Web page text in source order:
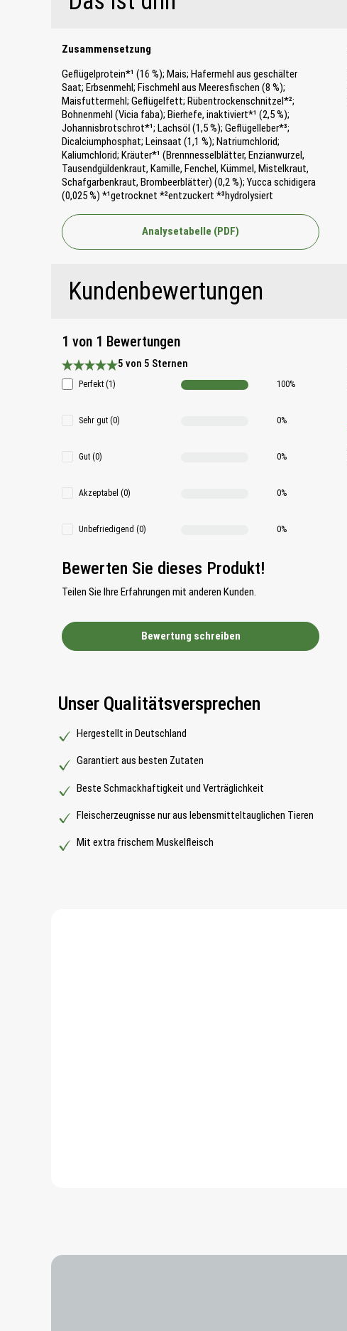
Zusammensetzung
Geflügelprotein*¹ (16 %); Mais; Hafermehl aus geschälter
Saat; Erbsenmehl; Fischmehl aus Meeresfischen (8 %);
Maisfuttermehl; Geflügelfett; Rübentrockenschnitzel*²;
Bohnenmehl (Vicia faba); Bierhefe, inaktiviert*¹ (2,5 %);
Johannisbrotschrot*¹; Lachsöl (1,5 %); Geflügelleber*³;
Dicalciumphosphat; Leinsaat (1,1 %); Natriumchlorid;
Kaliumchlorid; Kräuter*¹ (Brennnesselblätter, Enzianwurzel,
Tausendgüldenkraut, Kamille, Fenchel, Kümmel, Mistelkraut,
Schafgarbenkraut, Brombeerblätter) (0,2 %); Yucca schidigera
(0,025 %) *¹getrocknet *²entzuckert *³hydrolysiert
Analysetabelle (PDF)
Kundenbewertungen
1 von 1 Bewertungen
Durchschnittliche Bewertung 5 von 5 Sternen
5 von 5 Sternen
Perfekt (1) 100%
Sehr gut (0) 0%
Gut (0) 0%
Akzeptabel (0) 0%
Unbefriedigend (0) 0%
Bewerten Sie dieses Produkt!
Teilen Sie Ihre Erfahrungen mit anderen Kunden.
Bewertung schreiben
Unser Qualitätsversprechen
Hergestellt in Deutschland
Garantiert aus besten Zutaten
Beste Schmackhaftigkeit und Verträglichkeit
Fleischerzeugnisse nur aus lebensmitteltauglichen Tieren
Mit extra frischem Muskelfleisch